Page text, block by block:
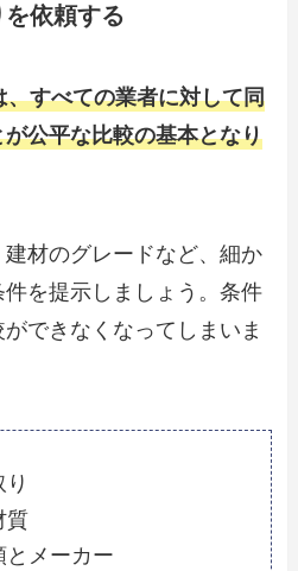
依頼する
すべての業者に対して同
公平な比較の基本となり
材のグレードなど、細か
を提示しましょう。条件
できなくなってしまいま
質
とメーカー